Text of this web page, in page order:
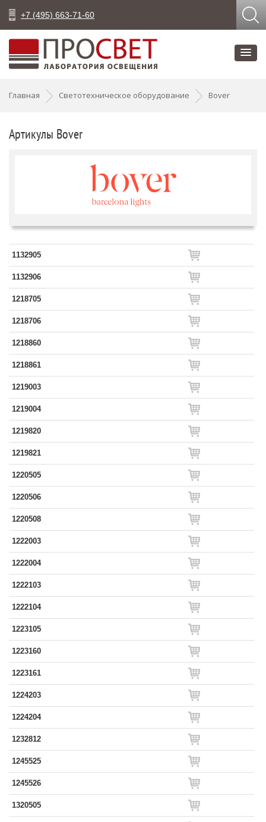
+7 (495) 663-71-60
Главная Светотехническое оборудование Bover
Артикулы Bover
1132905
1132906
1218705
1218706
1218860
1218861
1219003
1219004
1219820
1219821
1220505
1220506
1220508
1222003
1222004
1222103
1222104
1223105
1223160
1223161
1224203
1224204
1232812
1245525
1245526
1320505